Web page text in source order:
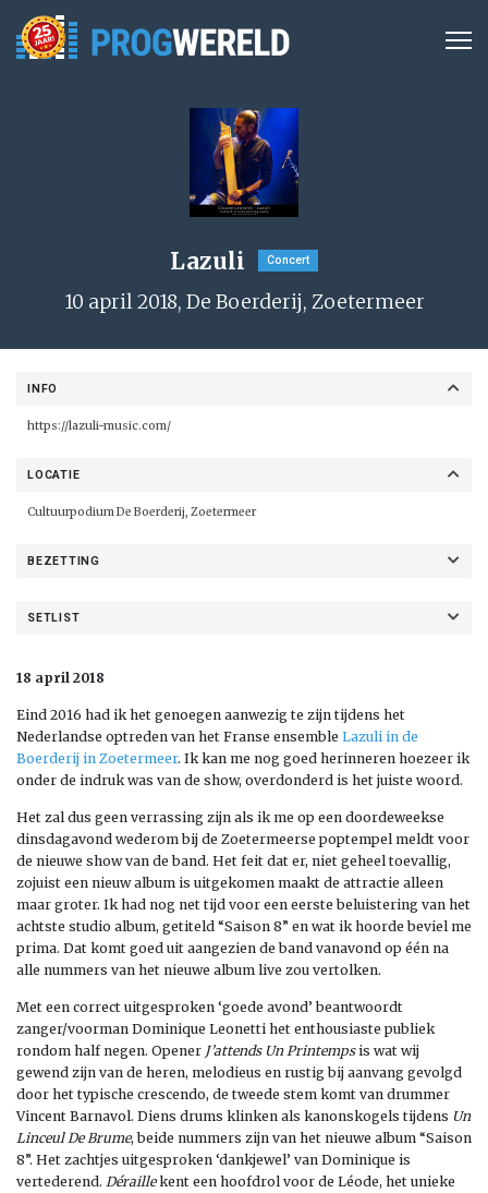
Lazuli Concert
10 april 2018, De Boerderij, Zoetermeer
INFO
https://lazuli-music.com/
LOCATIE
Cultuurpodium De Boerderij, Zoetermeer
BEZETTING
SETLIST
18 april 2018
Eind 2016 had ik het genoegen aanwezig te zijn tijdens het
Nederlandse optreden van het Franse ensemble Lazuli in de
Boerderij in Zoetermeer. Ik kan me nog goed herinneren hoezeer ik
onder de indruk was van de show, overdonderd is het juiste woord.
Het zal dus geen verrassing zijn als ik me op een doordeweekse
dinsdagavond wederom bij de Zoetermeerse poptempel meldt voor
de nieuwe show van de band. Het feit dat er, niet geheel toevallig,
zojuist een nieuw album is uitgekomen maakt de attractie alleen
maar groter. Ik had nog net tijd voor een eerste beluistering van het
achtste studio album, getiteld “Saison 8” en wat ik hoorde beviel me
prima. Dat komt goed uit aangezien de band vanavond op één na
alle nummers van het nieuwe album live zou vertolken.
Met een correct uitgesproken ‘goede avond’ beantwoordt
zanger/voorman Dominique Leonetti het enthousiaste publiek
rondom half negen. Opener J’attends Un Printempsis wat wij
gewend zijn van de heren, melodieus en rustig bij aanvang gevolgd
door het typische crescendo, de tweede stem komt van drummer
Vincent Barnavol. Diens drums klinken als kanonskogels tijdens Un
Linceul De Brume, beide nummers zijn van het nieuwe album “Saison
8”. Het zachtjes uitgesproken ‘dankjewel’ van Dominique is
vertederend. Déraillekent een hoofdrol voor de Léode, het unieke